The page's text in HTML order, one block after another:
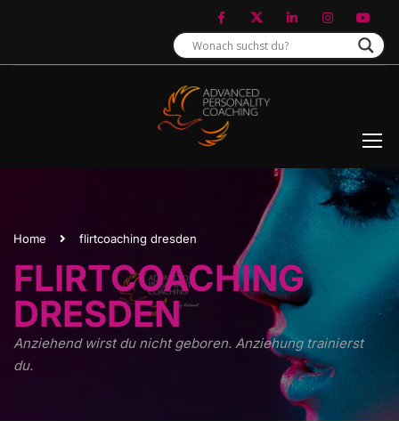
Home flirtcoaching dresden
FLIRTCOACHING
DRESDEN
Anziehend wirst du nicht geboren. Anziehung trainierst
du.